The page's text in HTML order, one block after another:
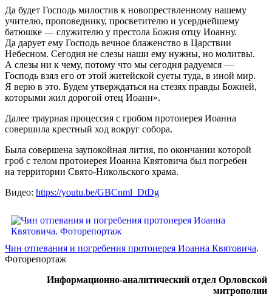
Да будет Господь милостив к новопрествленному нашему
учителю, проповеднику, просветителю и усерднейшему
батюшке — служителю у престола Божия отцу Иоанну.
Да дарует ему Господь вечное блаженство в Царствии
Небесном. Сегодня не слезы наши ему нужны, но молитвы.
А слезы ни к чему, потому что мы сегодня радуемся —
Господь взял его от этой житейской суеты туда, в иной мир.
Я верю в это. Будем утверждаться на стезях правды Божией,
которыми жил дорогой отец Иоанн».
Далее траурная процессия с гробом протоиерея Иоанна
совершила крестный ход вокруг собора.
Была совершена заупокойная лития, по окончании которой
гроб с телом протоиерея Иоанна Квятовича был погребен
на территории Свято-Никольского храма.
Видео: https://youtu.be/GBCnml_DtDg
Чин отпевания и погребения протоиерея Иоанна Квятовича.
Фоторепортаж
Информационно-аналитический отдел Орловской
митрополии